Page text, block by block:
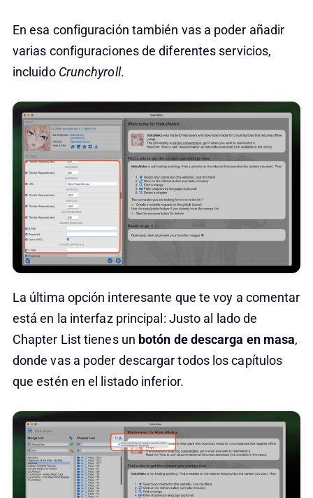
En esa configuración también vas a poder añadir
varias configuraciones de diferentes servicios,
incluido Crunchyroll.
La última opción interesante que te voy a comentar
está en la interfaz principal: Justo al lado de
Chapter List tienes un botón de descarga en masa,
donde vas a poder descargar todos los capítulos
que estén en el listado inferior.